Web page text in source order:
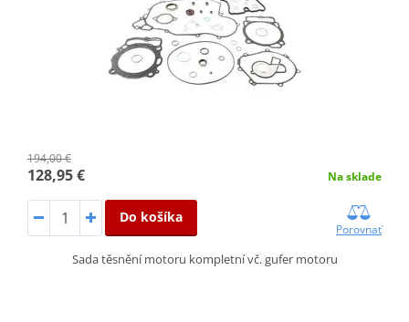
194,00 €
128,95 € Na sklade
Do košíka
Porovnať
Sada těsnění motoru kompletní vč. gufer motoru